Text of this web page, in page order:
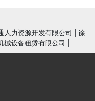
人力资源开发有限公司
徐
械设备租赁有限公司